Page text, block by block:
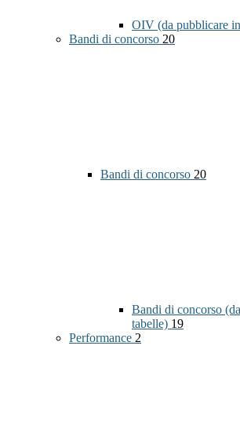
OIV (da pubblicare
Bandi di concorso 20
Bandi di concorso 20
Bandi di concorso
tabelle) 19
Performance 2